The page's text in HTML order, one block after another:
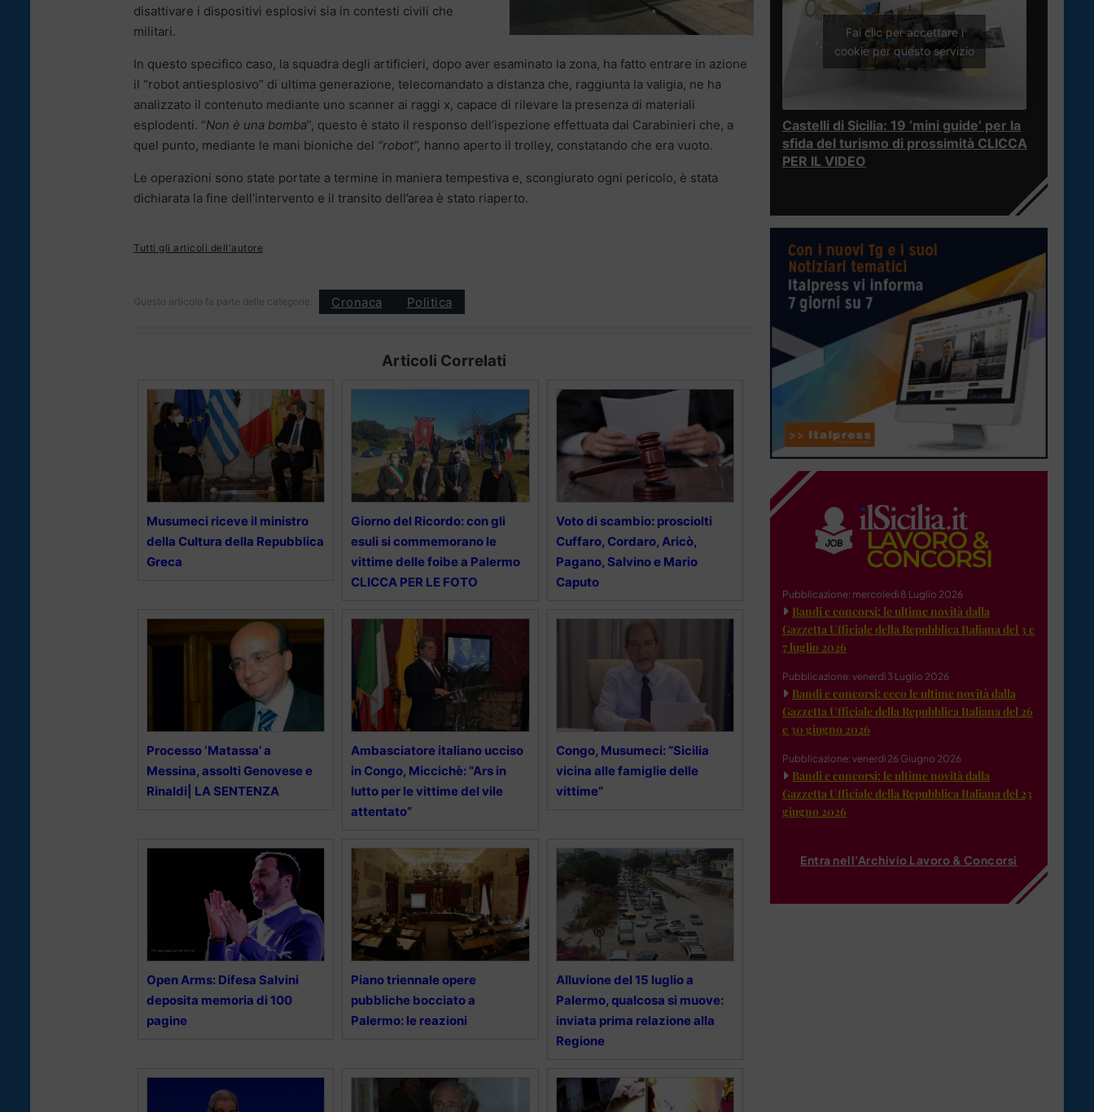
disattivare i dispositivi esplosivi sia in contesti civili che
militari.
In questo specifico caso, la squadra degli artificieri, dopo aver esaminato la zona, ha fatto entrare in azione
il “robot antiesplosivo” di ultima generazione, telecomandato a distanza che, raggiunta la valigia, ne ha
analizzato il contenuto mediante uno scanner ai raggi x, capace di rilevare la presenza di materiali
esplodenti. “Non è una bomba”, questo è stato il responso dell’ispezione effettuata dai Carabinieri che, a
quel punto, mediante le mani bioniche del “robot”, hanno aperto il trolley, constatando che era vuoto.
Le operazioni sono state portate a termine in maniera tempestiva e, scongiurato ogni pericolo, è stata
dichiarata la fine dell’intervento e il transito dell’area è stato riaperto.
Tutti gli articoli dell'autore
Questo articolo fa parte delle categorie: Cronaca Politica
Articoli Correlati
Musumeci riceve il ministro
della Cultura della Repubblica
Greca
Giorno del Ricordo: con gli
esuli si commemorano le
vittime delle foibe a Palermo
CLICCA PER LE FOTO
Voto di scambio: prosciolti
Cuffaro, Cordaro, Aricò,
Pagano, Salvino e Mario
Caputo
Processo ‘Matassa’ a
Messina, assolti Genovese e
Rinaldi| LA SENTENZA
Ambasciatore italiano ucciso
in Congo, Miccichè: “Ars in
lutto per le vittime del vile
attentato”
Congo, Musumeci: “Sicilia
vicina alle famiglie delle
vittime”
Open Arms: Difesa Salvini
deposita memoria di 100
pagine
Piano triennale opere
pubbliche bocciato a
Palermo: le reazioni
Alluvione del 15 luglio a
Palermo, qualcosa si muove:
inviata prima relazione alla
Regione
Fai clic per accettare i
cookie per questo servizio
Castelli di Sicilia: 19 ‘mini guide’ per la
sfida del turismo di prossimità CLICCA
PER IL VIDEO
Pubblicazione: mercoledì 8 Luglio 2026
Bandi e concorsi: le ultime novità dalla
Gazzetta Ufficiale della Repubblica Italiana del 3 e
7 luglio 2026
Pubblicazione: venerdì 3 Luglio 2026
Bandi e concorsi: ecco le ultime novità dalla
Gazzetta Ufficiale della Repubblica Italiana del 26
e 30 giugno 2026
Pubblicazione: venerdì 26 Giugno 2026
Bandi e concorsi: le ultime novità dalla
Gazzetta Ufficiale della Repubblica Italiana del 23
giugno 2026
Entra nell'Archivio Lavoro & Concorsi